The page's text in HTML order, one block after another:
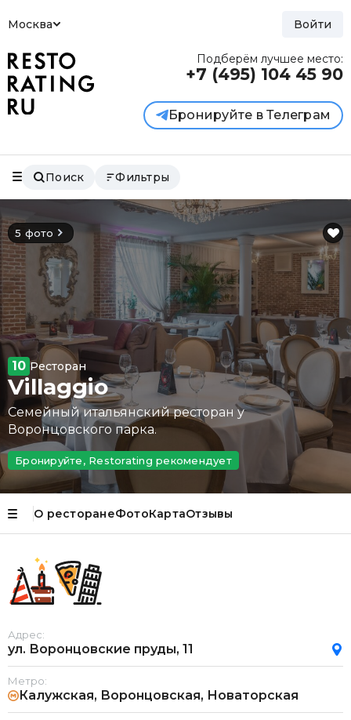
Москва Войти
Подберём лучшее место:
+7 (495) 104 45 90
Бронируйте в Телеграм
Поиск Фильтры
5 фото
10 Ресторан
Villaggio
Семейный итальянский ресторан у
Воронцовского парка.
Бронируйте, Restorating рекомендует
О ресторанеФотоКартаОтзывы
Адрес:
ул. Воронцовские пруды, 11
Метро:
Калужская, Воронцовская, Новаторская